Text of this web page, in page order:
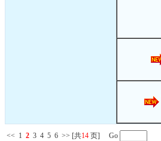
<< 1 2 3 4 5 6 >> [共14 页] Go